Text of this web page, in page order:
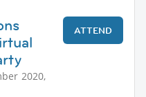
2020,
ATTEND